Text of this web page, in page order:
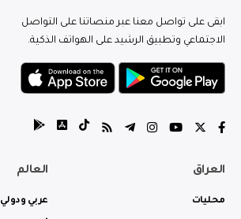
ابقى على تواصل معنا عبر منصاتنا على التواصل
الاجتماعي وتطبيق الرشيد على الهواتف الذكية.
العراق
محليات
العالم
عربي ودولي